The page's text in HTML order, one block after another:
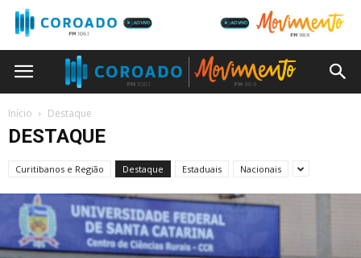
Início Destaque
DESTAQUE
Curitibanos e Região Destaque Estaduais Nacionais